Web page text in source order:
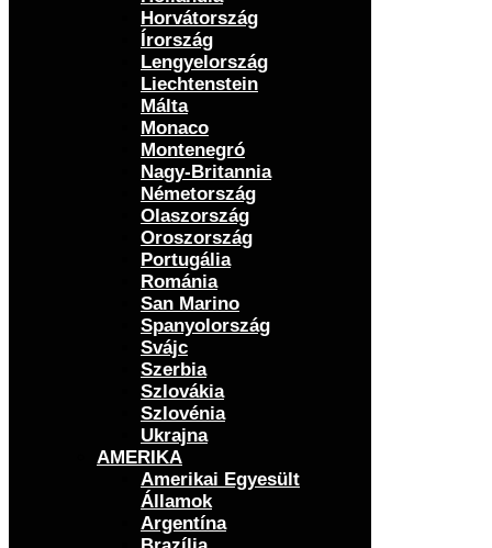
Horvátország
Írország
Lengyelország
Liechtenstein
Málta
Monaco
Montenegró
Nagy-Britannia
Németország
Olaszország
Oroszország
Portugália
Románia
San Marino
Spanyolország
Svájc
Szerbia
Szlovákia
Szlovénia
Ukrajna
AMERIKA
Amerikai Egyesült
Államok
Argentína